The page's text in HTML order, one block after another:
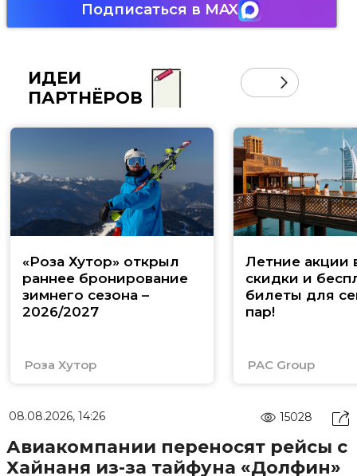
Подписаться в MAX
ИДЕИ
ПАРТНЁРОВ
«Роза Хутор» открыл
раннее бронирование
зимнего сезона –
2026/2027
Роза Хутор
Летние акции
скидки и
билеты для
пар!
PAC Group
08.08.2026, 14:26 15028
Авиакомпании переносят рейсы с
Хайнаня из-за тайфуна «Долфин»